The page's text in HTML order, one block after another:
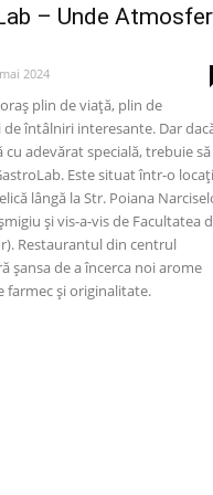
– Unde
2024
plin de viață, plin de
întâlniri interesante. Dar
adevărat specială, trebuie să
Este situat într-o
lângă la Str. Poiana
și vis-a-vis de Facultatea
Restaurantul din centrul
șansa de a încerca noi arome
farmec și originalitate.